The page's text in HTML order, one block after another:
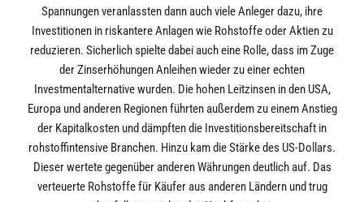
Spannungen veranlassten dann auch viele Anleger dazu, ihre
Investitionen in riskantere Anlagen wie Rohstoffe oder Aktien zu
reduzieren. Sicherlich spielte dabei auch eine Rolle, dass im Zuge
der Zinserhöhungen Anleihen wieder zu einer echten
Investmentalternative wurden. Die hohen Leitzinsen in den USA,
Europa und anderen Regionen führten außerdem zu einem Anstieg
der Kapitalkosten und dämpften die Investitionsbereitschaft in
rohstoffintensive Branchen. Hinzu kam die Stärke des US-Dollars.
Dieser wertete gegenüber anderen Währungen deutlich auf. Das
verteuerte Rohstoffe für Käufer aus anderen Ländern und trug